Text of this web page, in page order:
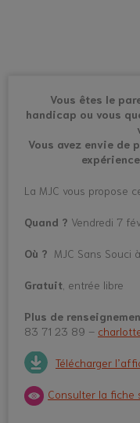
Vous êtes le
handicap ou vous
Vous avez envie de
La MJC vous propose
Quand ? Vendredi 7
Où ? MJC Sans Souci
Gratuit , entrée libre
Plus de
83 71 23 89 –
Télécharger
Consulter la fiche